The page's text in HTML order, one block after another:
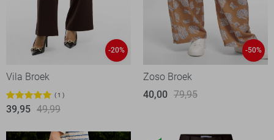
-20%
Vila Broek
1
39,95 49,99
-50%
Zoso Broek
40,00 79,95